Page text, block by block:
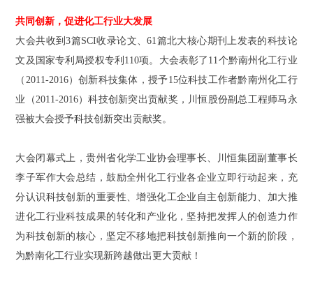
共同创新，促进化工行业大发展
大会共收到3篇SCI收录论文、61篇北大核心期刊上发表的科技论
文及国家专利局授权专利110项。大会表彰了11个黔南州化工行业
（2011-2016）创新科技集体，授予15位科技工作者黔南州化工行
业（2011-2016）科技创新突出贡献奖，川恒股份副总工程师马永
强被大会授予科技创新突出贡献奖。
大会闭幕式上，贵州省化学工业协会理事长、川恒集团副董事长
李子军作大会总结，鼓励全州化工行业各企业立即行动起来，充
分认识科技创新的重要性、增强化工企业自主创新能力、加大推
进化工行业科技成果的转化和产业化，坚持把发挥人的创造力作
为科技创新的核心，坚定不移地把科技创新推向一个新的阶段，
为黔南化工行业实现新跨越做出更大贡献！